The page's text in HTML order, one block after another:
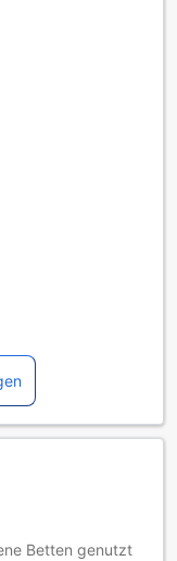
Betten genutzt